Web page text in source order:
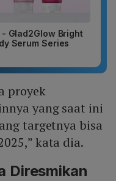
- Glad2Glow Bright
Serum Series
proyek
yang saat ini
targetnya bisa
kata dia.
Diresmikan